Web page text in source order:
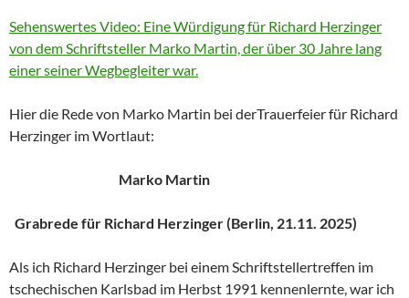
Sehenswertes Video: Eine Würdigung für Richard Herzinger
von dem Schriftsteller Marko Martin, der über 30 Jahre lang
einer seiner Wegbegleiter war.
Hier die Rede von Marko Martin bei derTrauerfeier für Richard
Herzinger im Wortlaut:
Marko Martin
Grabrede für Richard Herzinger (Berlin, 21.11. 2025)
Als ich Richard Herzinger bei einem Schriftstellertreffen im
tschechischen Karlsbad im Herbst 1991 kennenlernte, war ich